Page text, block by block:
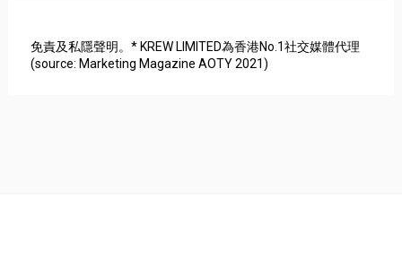
免責及私隱聲明。* KREW LIMITED為香港No.1社交媒體代理
(source: Marketing Magazine AOTY 2021)